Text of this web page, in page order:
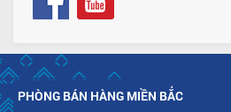
PHÒNG BÁN HÀNG MIỀN BẮC